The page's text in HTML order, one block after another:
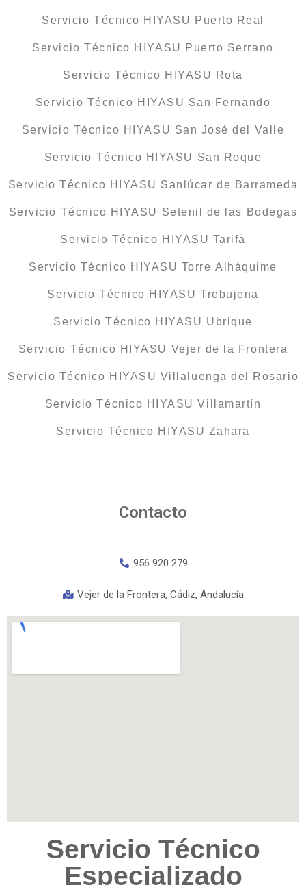
Servicio Técnico HIYASU Puerto Real
Servicio Técnico HIYASU Puerto Serrano
Servicio Técnico HIYASU Rota
Servicio Técnico HIYASU San Fernando
Servicio Técnico HIYASU San José del Valle
Servicio Técnico HIYASU San Roque
Servicio Técnico HIYASU Sanlúcar de Barrameda
Servicio Técnico HIYASU Setenil de las Bodegas
Servicio Técnico HIYASU Tarifa
Servicio Técnico HIYASU Torre Alháquime
Servicio Técnico HIYASU Trebujena
Servicio Técnico HIYASU Ubrique
Servicio Técnico HIYASU Vejer de la Frontera
Servicio Técnico HIYASU Villaluenga del Rosario
Servicio Técnico HIYASU Villamartín
Servicio Técnico HIYASU Zahara
Contacto
956 920 279
Vejer de la Frontera, Cádiz, Andalucía
Servicio Técnico
Especializado